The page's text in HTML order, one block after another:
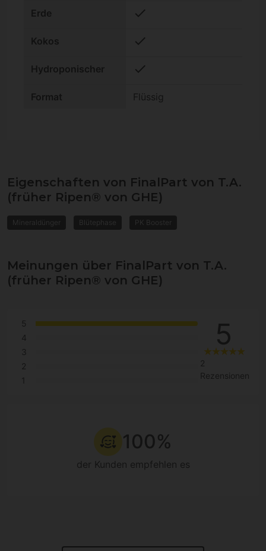
Erde check
Kokos check
Hydroponischer check
Format Flüssig
Eigenschaften von FinalPart von T.A.
(früher Ripen® von GHE)
Mineraldünger Blütephase PK Booster
Meinungen über FinalPart von T.A.
(früher Ripen® von GHE)
5
4
3
2
1
5
2
Rezensionen
100%
der Kunden empfehlen es